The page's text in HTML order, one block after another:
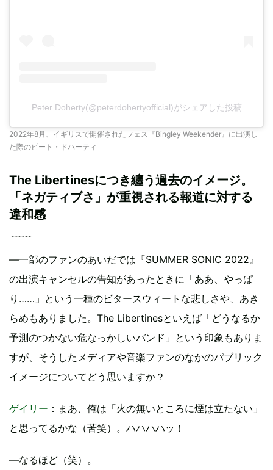
Peter Doherty(@peterdohertyofficial)がシェアした投稿
2022年8月、イギリスで開催されたフェス『Bingley Weekender』に出演し
た際のピート・ドハーティ
The Libertinesにつき纏う過去のイメージ。
「ネガティブさ」が重視される報道に対する
違和感
―一部のファンのあいだでは『SUMMER SONIC 2022』
の出演キャンセルの告知があったときに「ああ、やっぱ
り……」という一種のビタースウィートな悲しさや、あき
らめもありました。The Libertinesといえば「どうなるか
予測のつかない危なっかしいバンド」という印象もありま
すが、そうしたメディアや音楽ファンのなかのパブリック
イメージについてどう思いますか？
ゲイリー ：まあ、俺は「火の無いところに煙は立たない」
と思ってるかな（苦笑）。ハハハハッ！
―なるほど（笑）。